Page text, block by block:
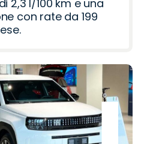
2,3 l/100 km e una
con rate da 199